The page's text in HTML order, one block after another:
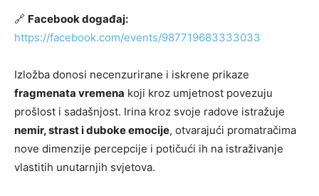
🔗 Facebook događaj:
https://facebook.com/events/987719683333033
Izložba donosi necenzurirane i iskrene prikaze
fragmenata vremena koji kroz umjetnost povezuju
prošlost i sadašnjost. Irina kroz svoje radove istražuje
nemir, strast i duboke emocije, otvarajući promatračima
nove dimenzije percepcije i potičući ih na istraživanje
vlastitih unutarnjih svjetova.